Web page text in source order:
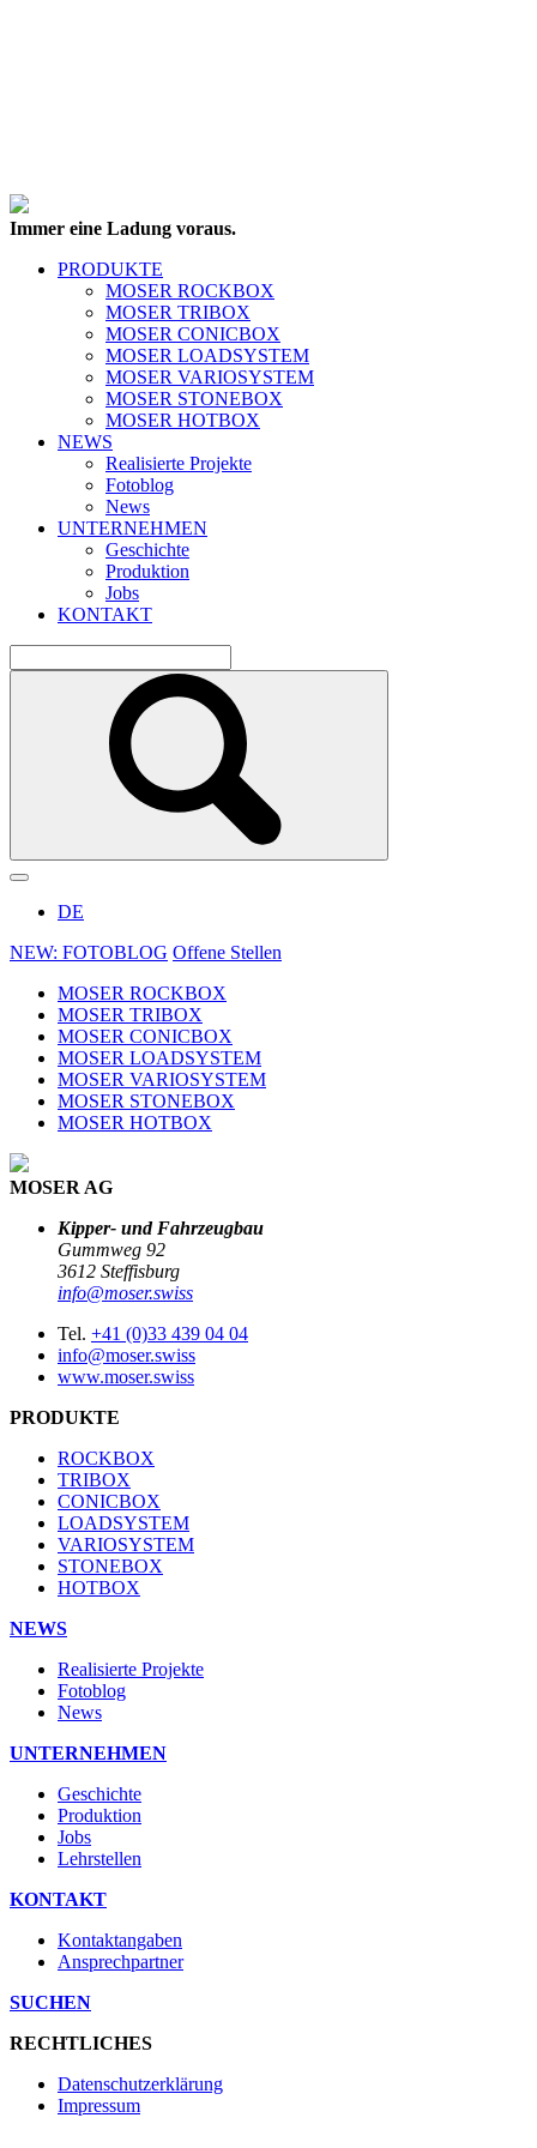
Immer eine Ladung voraus.
PRODUKTE
MOSER ROCKBOX
MOSER TRIBOX
MOSER CONICBOX
MOSER LOADSYSTEM
MOSER VARIOSYSTEM
MOSER STONEBOX
MOSER HOTBOX
NEWS
Realisierte Projekte
Fotoblog
News
UNTERNEHMEN
Geschichte
Produktion
Jobs
KONTAKT
DE
NEW: FOTOBLOG Offene Stellen
MOSER ROCKBOX
MOSER TRIBOX
MOSER CONICBOX
MOSER LOADSYSTEM
MOSER VARIOSYSTEM
MOSER STONEBOX
MOSER HOTBOX
MOSER AG
Kipper- und Fahrzeugbau
Gummweg 92
3612 Steffisburg
info@moser.swiss
Tel. +41 (0)33 439 04 04
info@moser.swiss
www.moser.swiss
PRODUKTE
ROCKBOX
TRIBOX
CONICBOX
LOADSYSTEM
VARIOSYSTEM
STONEBOX
HOTBOX
NEWS
Realisierte Projekte
Fotoblog
News
UNTERNEHMEN
Geschichte
Produktion
Jobs
Lehrstellen
KONTAKT
Kontaktangaben
Ansprechpartner
SUCHEN
RECHTLICHES
Datenschutzerklärung
Impressum